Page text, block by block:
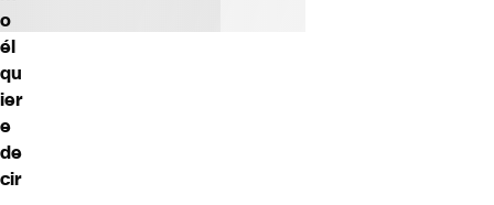
o
él
qu
ier
e
de
cir